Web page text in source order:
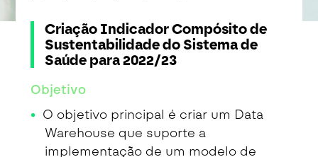
Criação Indicador Compósito de
Sustentabilidade do Sistema de
Saúde para 2022/23
Objetivo
O objetivo principal é criar um Data
Warehouse que suporte a
implementação de um modelo de